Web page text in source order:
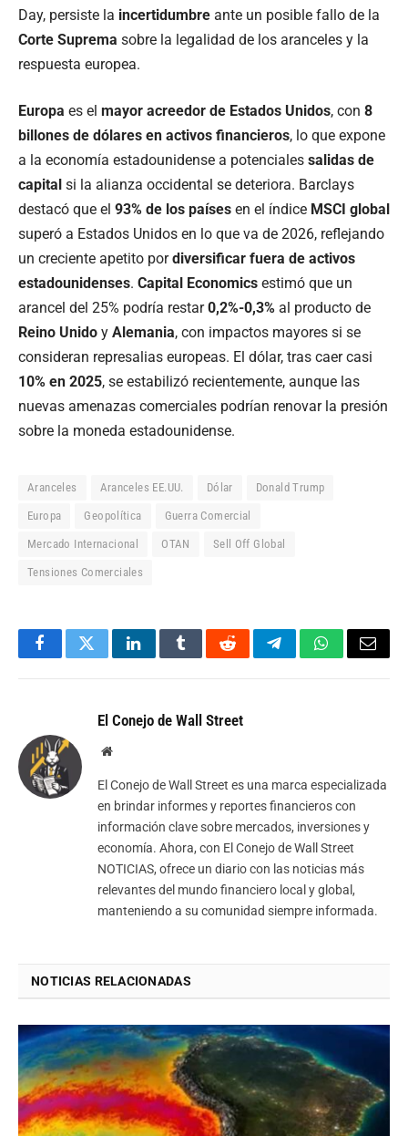
Day, persiste la incertidumbre ante un posible fallo de la
Corte Suprema sobre la legalidad de los aranceles y la
respuesta europea.
Europa es el mayor acreedor de Estados Unidos, con 8
billones de dólares en activos financieros, lo que expone
a la economía estadounidense a potenciales salidas de
capital si la alianza occidental se deteriora. Barclays
destacó que el 93% de los países en el índice MSCI global
superó a Estados Unidos en lo que va de 2026, reflejando
un creciente apetito pordiversificar fuera de activos
estadounidenses. Capital Economics estimó que un
arancel del 25% podría restar0,2%-0,3% al producto de
Reino Unido y Alemania, con impactos mayores si se
consideran represalias europeas. El dólar, tras caer casi
10% en 2025, se estabilizó recientemente, aunque las
nuevas amenazas comerciales podrían renovar la presión
sobre la moneda estadounidense.
Aranceles Aranceles EE.UU. Dólar Donald Trump
Europa Geopolítica Guerra Comercial
Mercado Internacional OTAN Sell Off Global
Tensiones Comerciales
FacebookTwitterLinkedInTumblrRedditTelegramWhatsApp
Email
El Conejo de Wall Street
Website
El Conejo de Wall Street es una marca especializada
en brindar informes y reportes financieros con
información clave sobre mercados, inversiones y
economía. Ahora, con El Conejo de Wall Street
NOTICIAS, ofrece un diario con las noticias más
relevantes del mundo financiero local y global,
manteniendo a su comunidad siempre informada.
NOTICIAS RELACIONADAS